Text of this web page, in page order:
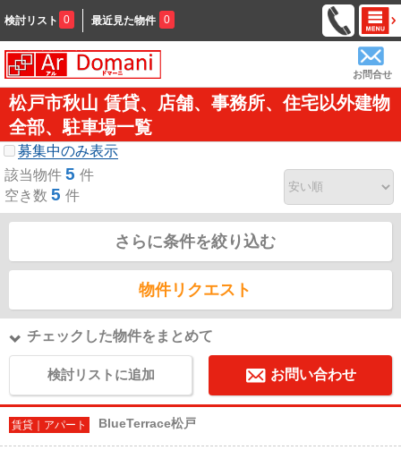
検討リスト 0 最近見た物件 0
お問合せ
松戸市秋山 賃貸、店舗、事務所、住宅以外建物
全部、駐車場一覧
募集中のみ表示
該当物件 5 件
空き数 5 件
さらに条件を絞り込む
物件リクエスト
チェックした物件をまとめて
検討リストに追加 お問い合わせ
賃貸｜アパート BlueTerrace松戸